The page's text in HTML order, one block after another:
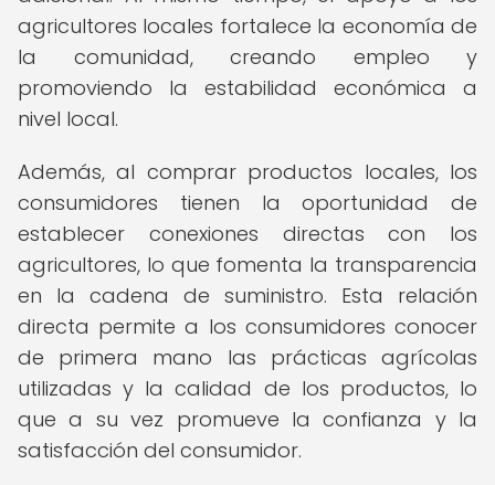
agricultores locales fortalece la economía de
la comunidad, creando empleo y
promoviendo la estabilidad económica a
nivel local.
Además, al comprar productos locales, los
consumidores tienen la oportunidad de
establecer conexiones directas con los
agricultores, lo que fomenta la transparencia
en la cadena de suministro. Esta relación
directa permite a los consumidores conocer
de primera mano las prácticas agrícolas
utilizadas y la calidad de los productos, lo
que a su vez promueve la confianza y la
satisfacción del consumidor.